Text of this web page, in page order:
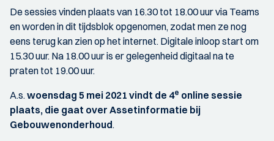
De sessies vinden plaats van 16.30 tot 18.00 uur via Teams
en worden in dit tijdsblok opgenomen, zodat men ze nog
eens terug kan zien op het internet. Digitale inloop start om
15.30 uur. Na 18.00 uur is er gelegenheid digitaal na te
praten tot 19.00 uur.
A.s.woensdag 5 mei 2021 vindt de 4e online sessie
plaats, die gaat over Assetinformatie bij
Gebouwenonderhoud.